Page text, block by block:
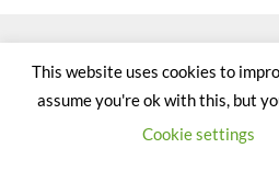
This website uses cookies to
assume you're ok with this, but
Cookie settings